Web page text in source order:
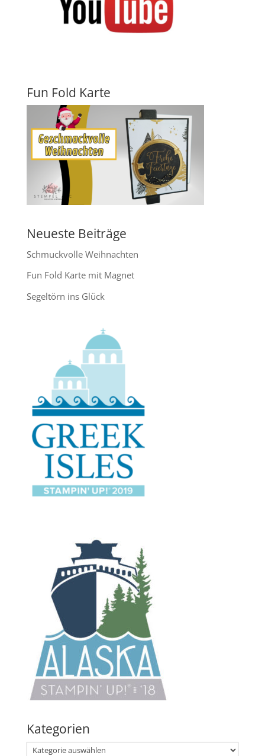
Fun Fold Karte
Neueste Beiträge
Schmuckvolle Weihnachten
Fun Fold Karte mit Magnet
Segeltörn ins Glück
Kategorien
Kategorien